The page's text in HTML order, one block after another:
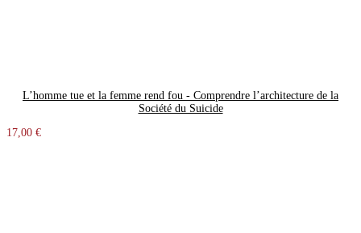
L’homme tue et la femme rend fou - Comprendre l’architecture de la
Société du Suicide
17,00 €